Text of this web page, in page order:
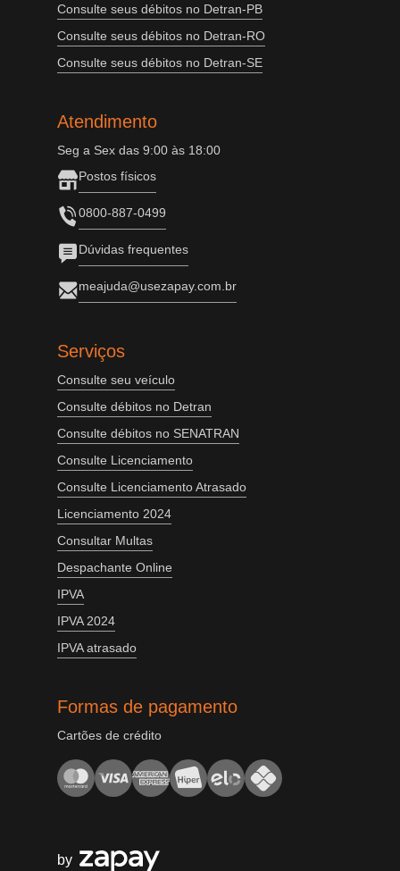
Consulte seus débitos no Detran-PB
Consulte seus débitos no Detran-RO
Consulte seus débitos no Detran-SE
Atendimento
Seg a Sex das 9:00 às 18:00
Postos físicos
0800-887-0499
Dúvidas frequentes
meajuda@usezapay.com.br
Serviços
Consulte seu veículo
Consulte débitos no Detran
Consulte débitos no SENATRAN
Consulte Licenciamento
Consulte Licenciamento Atrasado
Licenciamento 2024
Consultar Multas
Despachante Online
IPVA
IPVA 2024
IPVA atrasado
Formas de pagamento
Cartões de crédito
by